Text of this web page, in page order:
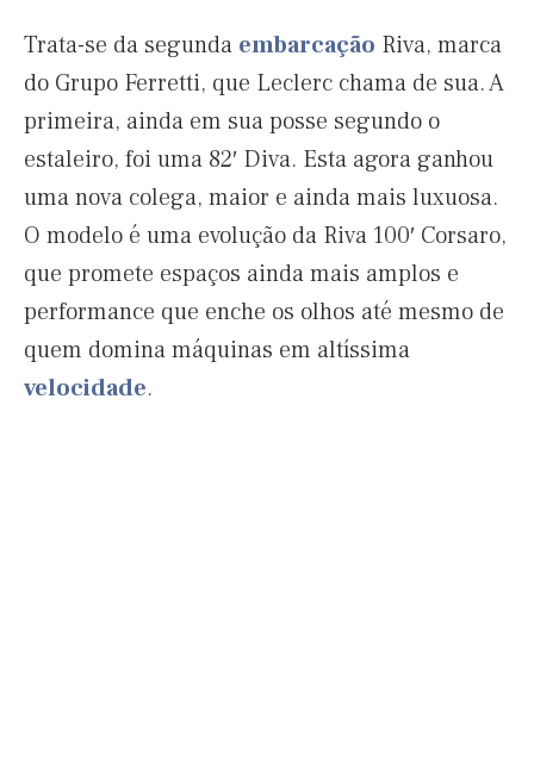
Trata-se da segunda embarcação Riva, marca
do Grupo Ferretti, que Leclerc chama de sua. A
primeira, ainda em sua posse segundo o
estaleiro, foi uma 82′ Diva. Esta agora ganhou
uma nova colega, maior e ainda mais luxuosa.
O modelo é uma evolução da Riva 100′ Corsaro,
que promete espaços ainda mais amplos e
performance que enche os olhos até mesmo de
quem domina máquinas em altíssima
velocidade.